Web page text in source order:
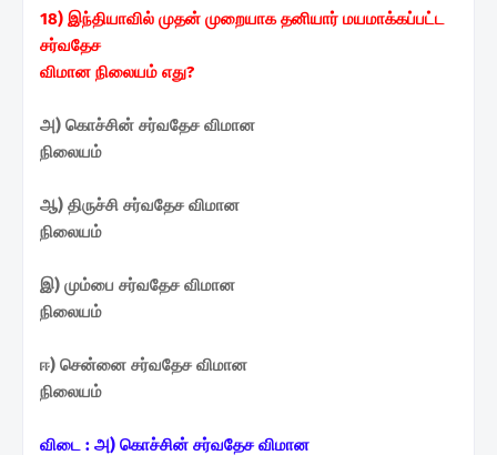
18) இந்தியாவில் முதன் முறையாக தனியார் மயமாக்கப்பட்ட
சர்வதேச
விமான நிலையம் எது?
அ) கொச்சின் சர்வதேச விமான
நிலையம்
ஆ) திருச்சி சர்வதேச விமான
நிலையம்
இ) மும்பை சர்வதேச விமான
நிலையம்
ஈ) சென்னை சர்வதேச விமான
நிலையம்
விடை : அ) கொச்சின் சர்வதேச விமான